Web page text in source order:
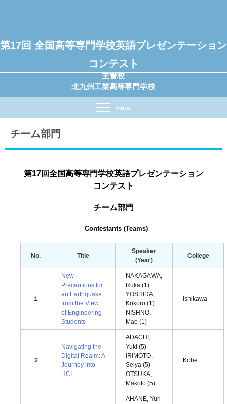
第17回 全国高等専門学校英語プレゼンテーション
コンテスト
主管校
北九州工業高等専門学校
チーム部門
第17回全国高等専門学校英語プレゼンテーション
コンテスト
チーム部門
Contestants (Teams)
No. Title
Speaker
(Year)
College
１
New
Precautions for
an Earthquake
from the View
of Engineering
Students
NAKAGAWA,
Ruka (1)
YOSHIDA,
Kokoro (1)
NISHNO,
Mao (1)
Ishikawa
２
Navigating the
Digital Realm: A
Journey into
HCI
ADACHI,
Yuki (5)
IRIMOTO,
Seiya (5)
OTSUKA,
Makoto (5)
Kobe
AHANE, Yuri